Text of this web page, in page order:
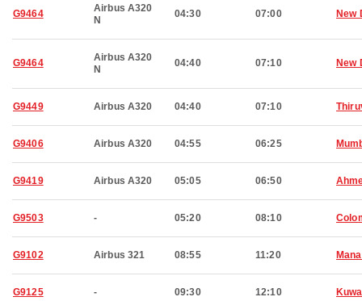
G9464
Airbus A320
N
04:30 07:00 New
G9464
Airbus A320
N
04:40 07:10 New
G9449 Airbus A320 04:40 07:10
G9406 Airbus A320 04:55 06:25
G9419 Airbus A320 05:05 06:50
G9503 - 05:20 08:10
G9102 Airbus 321 08:55 11:20
G9125 - 09:30 12:10